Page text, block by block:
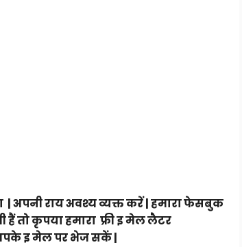
अपनी राय अवश्य व्यक्त करें | हमारा फेसबुक
तो कृपया हमारा फ्री इ मेल लैटर
इ मेल पर भेज सकें |